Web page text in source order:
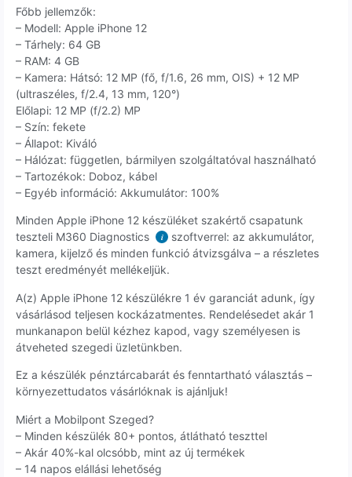
Főbb jellemzők:
– Modell: Apple iPhone 12
– Tárhely: 64 GB
– RAM: 4 GB
– Kamera: Hátsó: 12 MP (fő, f/1.6, 26 mm, OIS) + 12 MP
(ultraszéles, f/2.4, 13 mm, 120°)
Előlapi: 12 MP (f/2.2) MP
– Szín: fekete
– Állapot: Kiváló
– Hálózat: független, bármilyen szolgáltatóval használható
– Tartozékok: Doboz, kábel
– Egyéb információ: Akkumulátor: 100%
Minden Apple iPhone 12 készüléket szakértő csapatunk
teszteli M360 Diagnostics
i
szoftverrel: az akkumulátor,
kamera, kijelző és minden funkció átvizsgálva – a részletes
teszt eredményét mellékeljük.
A(z) Apple iPhone 12 készülékre 1 év garanciát adunk, így
vásárlásod teljesen kockázatmentes. Rendelésedet akár 1
munkanapon belül kézhez kapod, vagy személyesen is
átveheted szegedi üzletünkben.
Ez a készülék pénztárcabarát és fenntartható választás –
környezettudatos vásárlóknak is ajánljuk!
Miért a Mobilpont Szeged?
– Minden készülék 80+ pontos, átlátható teszttel
– Akár 40%-kal olcsóbb, mint az új termékek
– 14 napos elállási lehetőség